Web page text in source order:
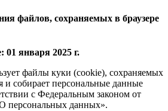
файлов, сохраняемых в браузере
01 января 2025 г.
файлы куки (cookie), сохраняемых
и собирает персональные данные
с Федеральным законом от
персональных данных».